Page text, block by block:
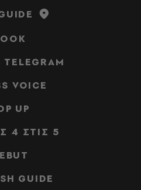
VOICE
UP
4 ΣΤΙΣ 5
GUIDE